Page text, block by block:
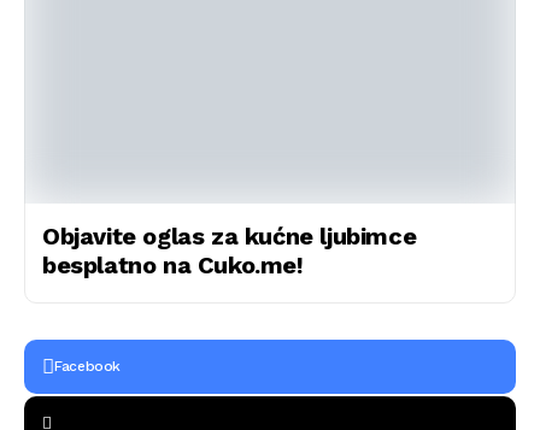
Objavite oglas za kućne ljubimce
besplatno na Cuko.me!
Facebook